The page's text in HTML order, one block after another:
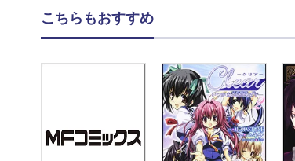
こちらもおすすめ